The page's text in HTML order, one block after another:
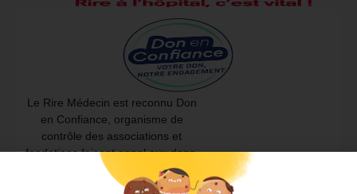
Le Rire Médecin est reconnu Don
en Confiance, organisme de
contrôle des associations et
fondations faisant appel aux dons.
Plus d’infos
donenconfiance.org.